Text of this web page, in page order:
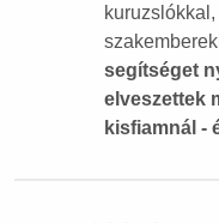
segítséget
elveszettek
kisfiamnál -